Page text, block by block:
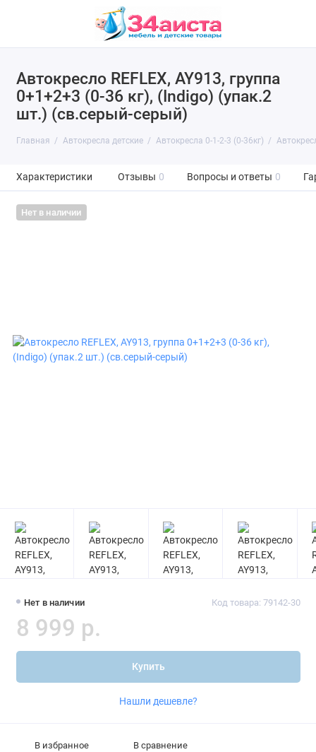
Автокресло REFLEX, AY913, группа
0+1+2+3 (0-36 кг), (Indigo) (упак.2
шт.) (св.серый-серый)
Главная Автокресла детские Автокресла 0-1-2-3 (0-36кг)
Характеристики Отзывы 0 Вопросы и ответы 0
Нет в наличии
Нет в наличии Код товара: 79142-30
8 999 р.
Купить
Нашли дешевле?
В избранное В сравнение